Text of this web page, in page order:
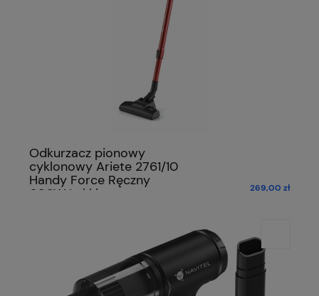
Odkurzacz pionowy
cyklonowy Ariete 2761/10
Handy Force Ręczny
600W Lekki 269,00 zł